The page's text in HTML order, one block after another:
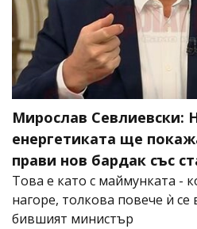
Мирослав Севлиевски:
енергетиката ще
прави нов бардак със
Това е като с маймунката -
нагоре, толкова повече ѝ
бившият министър